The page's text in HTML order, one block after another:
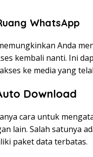
WhatsApp
Anda
kembali nanti. Ini
ke media yang
Download
cara untuk
lain. Salah satunya
paket data terbatas.